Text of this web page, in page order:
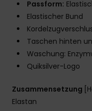
Passform:
Elastischer Bund
Taschen hinten
Waschung:
Quiksilver-Logo
Zusammensetzung
Elastan